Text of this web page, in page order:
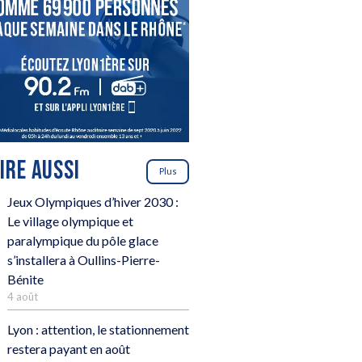
AUSSI Plus
Jeux Olympiques d’hiver 2030 :
Le village olympique et
paralympique du pôle glace
s’installera à Oullins-Pierre-
Bénite
4 août
Lyon : attention, le stationnement
restera payant en août